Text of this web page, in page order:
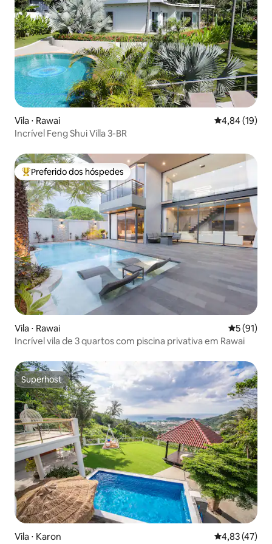
Vila ⋅ Rawai 4,84 de uma
4,84 (19)
Incrível Feng Shui Villa 3-BR
Entre os melhores preferidos dos hóspedes
Preferido dos hóspedes
Vila ⋅ Rawai 5 de uma
5 (91)
Incrível vila de 3 quartos com piscina privativa em Rawai
Superhost
Superhost
Vila ⋅ Karon 4,83 de uma
4,83 (47)